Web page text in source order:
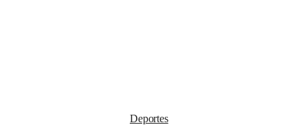
Deportes